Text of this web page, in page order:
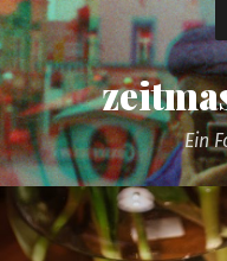
Ein